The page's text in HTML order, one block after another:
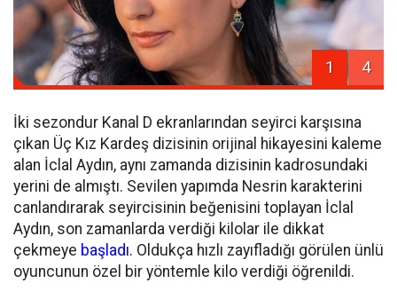
1 4
İki sezondur Kanal D ekranlarından seyirci karşısına
çıkan Üç Kız Kardeş dizisinin orijinal hikayesini kaleme
alan İclal Aydın, aynı zamanda dizisinin kadrosundaki
yerini de almıştı. Sevilen yapımda Nesrin karakterini
canlandırarak seyircisinin beğenisini toplayan İclal
Aydın, son zamanlarda verdiği kilolar ile dikkat
çekmeye başladı. Oldukça hızlı zayıfladığı görülen ünlü
oyuncunun özel bir yöntemle kilo verdiği öğrenildi.